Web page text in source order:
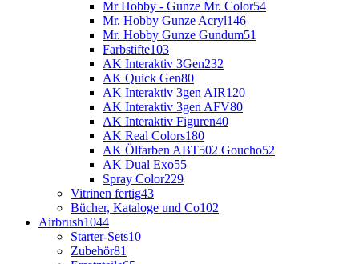
Mr Hobby - Gunze Mr. Color54
Mr. Hobby Gunze Acryl146
Mr. Hobby Gunze Gundum51
Farbstifte103
AK Interaktiv 3Gen232
AK Quick Gen80
AK Interaktiv 3gen AIR120
AK Interaktiv 3gen AFV80
AK Interaktiv Figuren40
AK Real Colors180
AK Ölfarben ABT502 Goucho52
AK Dual Exo55
Spray Color229
Vitrinen fertig43
Bücher, Kataloge und Co102
Airbrush1044
Starter-Sets10
Zubehör81